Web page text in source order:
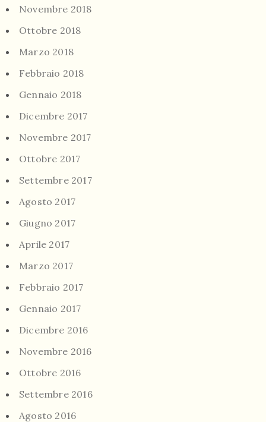
Novembre 2018
Ottobre 2018
Marzo 2018
Febbraio 2018
Gennaio 2018
Dicembre 2017
Novembre 2017
Ottobre 2017
Settembre 2017
Agosto 2017
Giugno 2017
Aprile 2017
Marzo 2017
Febbraio 2017
Gennaio 2017
Dicembre 2016
Novembre 2016
Ottobre 2016
Settembre 2016
Agosto 2016